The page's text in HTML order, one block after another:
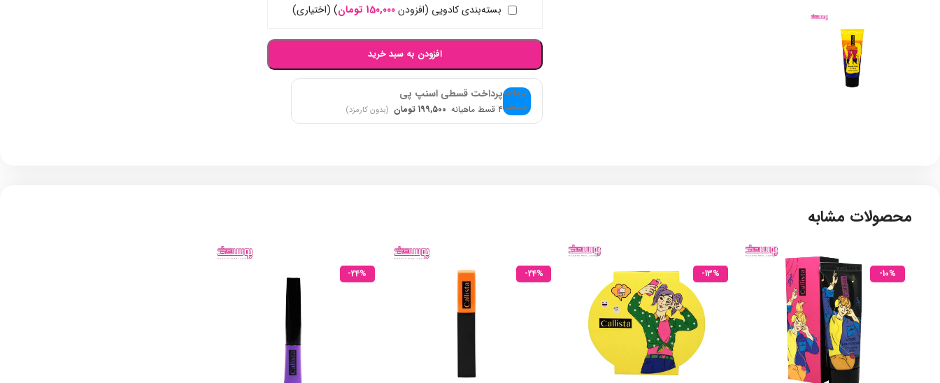
بسته‌بندی کادویی (افزودن150,000 تومان) (اختیاری)
افزودن به سبد خرید
پرداخت قسطی اسنپ پی
۴ قسط ماهیانه 199,500 تومان (بدون کارمزد)
محصولات مشابه
-10%
-13%
-24%
-24%